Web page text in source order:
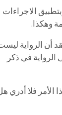
الاجراءات
وهكذا.
أن الرواية
الرواية في ذكر
الأمر فلا أدري